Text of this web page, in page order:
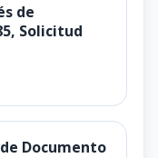
de
Solicitud
Documento